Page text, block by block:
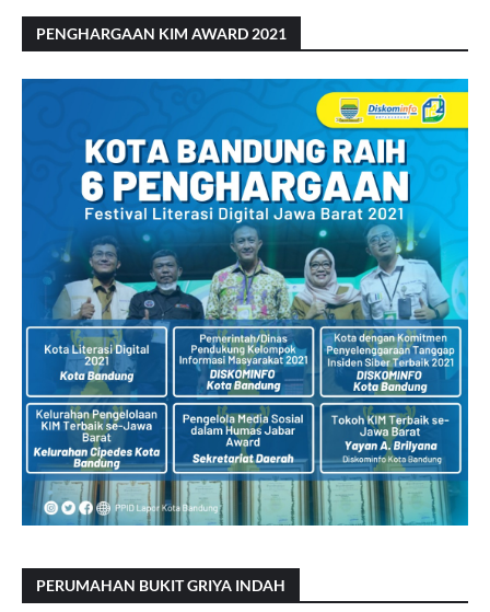
PENGHARGAAN KIM AWARD 2021
PERUMAHAN BUKIT GRIYA INDAH